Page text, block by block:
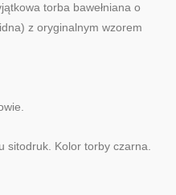
torba bawełniana o
z oryginalnym wzorem
sitodruk. Kolor torby czarna.